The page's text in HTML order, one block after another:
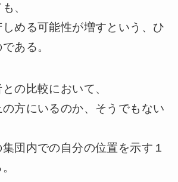
、
める可能性が増すという、ひ
ある。
の比較において、
方にいるのか、そうでもない
団内での自分の位置を示す１